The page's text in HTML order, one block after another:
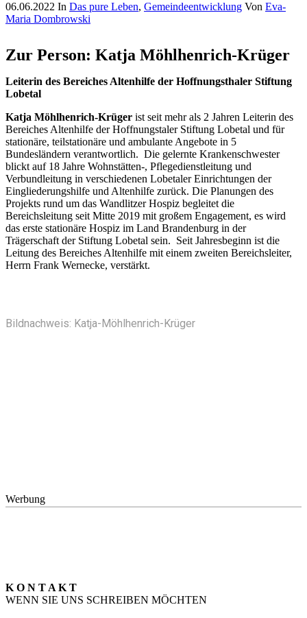
06.06.2022 In Das pure Leben, Gemeindeentwicklung Von Eva-
Maria Dombrowski
Zur Person: Katja Möhlhenrich-Krüger
Leiterin des Bereiches Altenhilfe der Hoffnungsthaler Stiftung
Lobetal
Katja Möhlhenrich-Krüger ist seit mehr als 2 Jahren Leiterin des
Bereiches Altenhilfe der Hoffnungstaler Stiftung Lobetal und für
stationäre, teilstationäre und ambulante Angebote in 5
Bundesländern verantwortlich. Die gelernte Krankenschwester
blickt auf 18 Jahre Wohnstätten-, Pflegedienstleitung und
Verbundleitung in verschiedenen Lobetaler Einrichtungen der
Eingliederungshilfe und Altenhilfe zurück. Die Planungen des
Projekts rund um das Wandlitzer Hospiz begleitet die
Bereichsleitung seit Mitte 2019 mit großem Engagement, es wird
das erste stationäre Hospiz im Land Brandenburg in der
Trägerschaft der Stiftung Lobetal sein. Seit Jahresbeginn ist die
Leitung des Bereiches Altenhilfe mit einem zweiten Bereichsleiter,
Herrn Frank Wernecke, verstärkt.
Bildnachweis: Katja-Möhlhenrich-Krüger
Werbung
K O N T A K T
WENN SIE UNS SCHREIBEN MÖCHTEN